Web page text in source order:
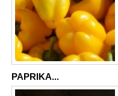
PAPRIKA...